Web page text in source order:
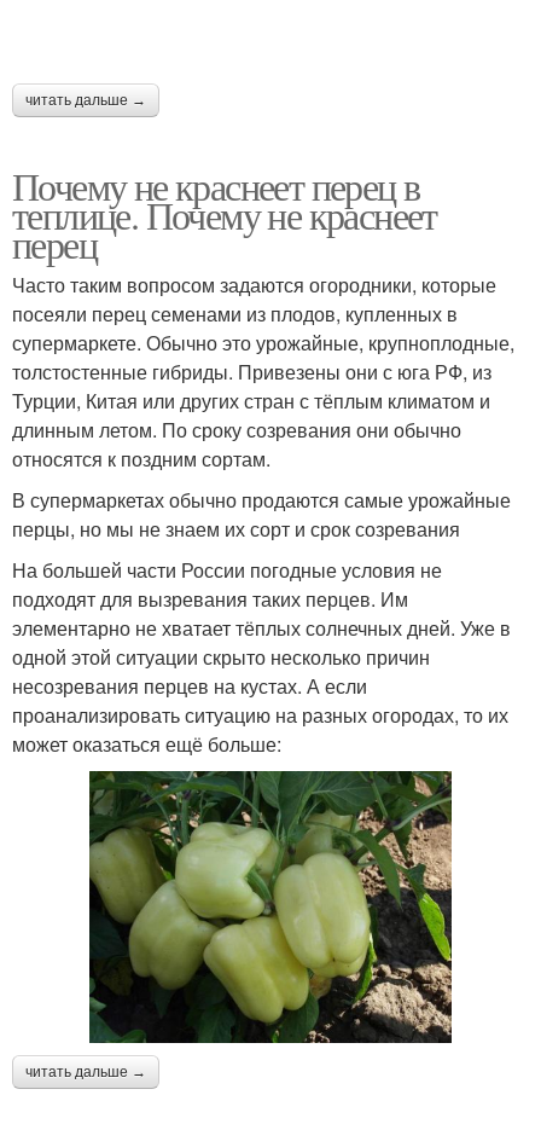
читать дальше →
Почему не краснеет перец в
теплице. Почему не краснеет
перец
Часто таким вопросом задаются огородники, которые
посеяли перец семенами из плодов, купленных в
супермаркете. Обычно это урожайные, крупноплодные,
толстостенные гибриды. Привезены они с юга РФ, из
Турции, Китая или других стран с тёплым климатом и
длинным летом. По сроку созревания они обычно
относятся к поздним сортам.
В супермаркетах обычно продаются самые урожайные
перцы, но мы не знаем их сорт и срок созревания
На большей части России погодные условия не
подходят для вызревания таких перцев. Им
элементарно не хватает тёплых солнечных дней. Уже в
одной этой ситуации скрыто несколько причин
несозревания перцев на кустах. А если
проанализировать ситуацию на разных огородах, то их
может оказаться ещё больше:
читать дальше →